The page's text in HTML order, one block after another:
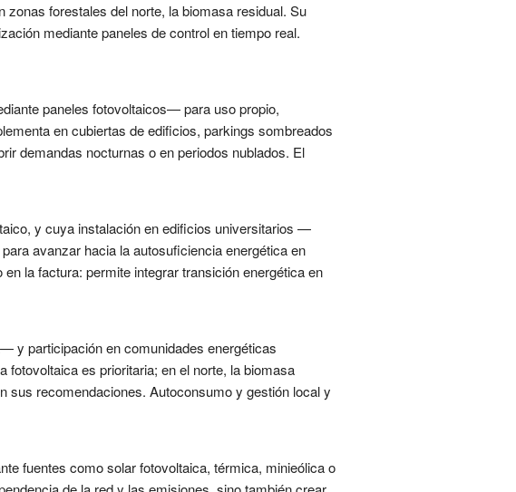
forestales del norte, la biomasa residual. Su
mediante paneles de control en tiempo real.
paneles fotovoltaicos— para uso propio,
en cubiertas de edificios, parkings sombreados
demandas nocturnas o en periodos nublados. El
y cuya instalación en edificios universitarios —
avanzar hacia la autosuficiencia energética en
la factura: permite integrar transición energética en
y participación en comunidades energéticas
fotovoltaica es prioritaria; en el norte, la biomasa
sus recomendaciones. Autoconsumo y gestión local y
fuentes como solar fotovoltaica, térmica, minieólica o